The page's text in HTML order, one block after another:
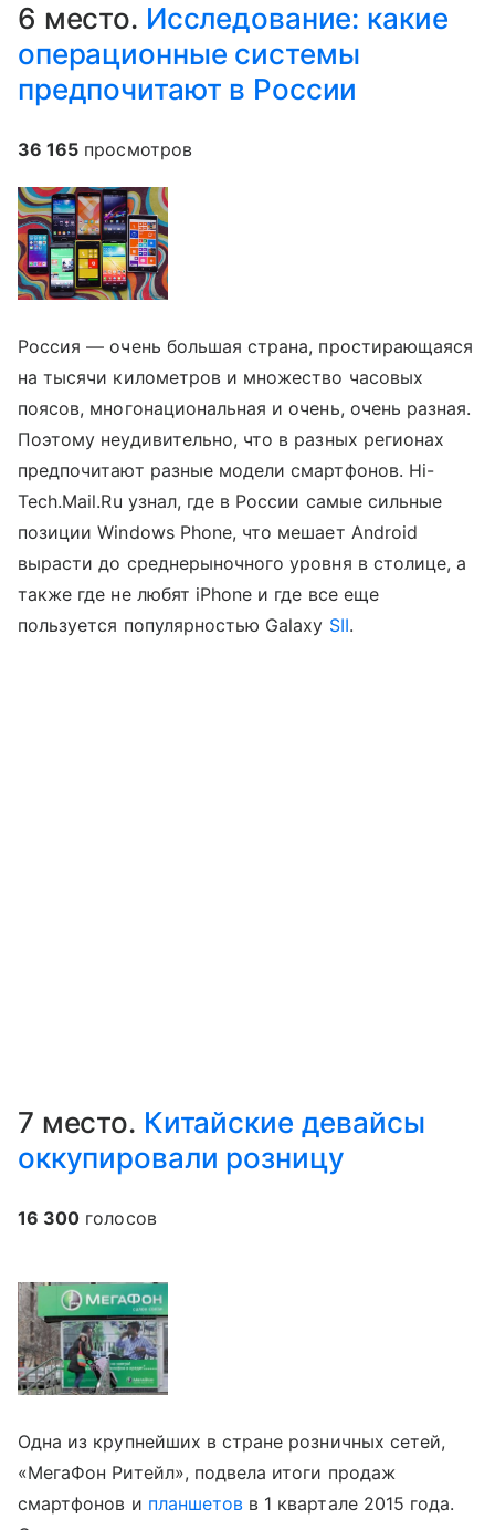
6 место. Исследование: какие
операционные системы
предпочитают в России
36 165 просмотров
Россия — очень большая страна, простирающаяся
на тысячи километров и множество часовых
поясов, многонациональная и очень, очень разная.
Поэтому неудивительно, что в разных регионах
предпочитают разные модели смартфонов. Hi-
Tech.Mail.Ru узнал, где в России самые сильные
позиции Windows Phone, что мешает Android
вырасти до среднерыночного уровня в столице, а
также где не любят iPhone и где все еще
пользуется популярностью Galaxy SII.
7 место. Китайские девайсы
оккупировали розницу
16 300 голосов
Одна из крупнейших в стране розничных сетей,
«МегаФон Ритейл», подвела итоги продаж
смартфонов и планшетов в 1 квартале 2015 года.